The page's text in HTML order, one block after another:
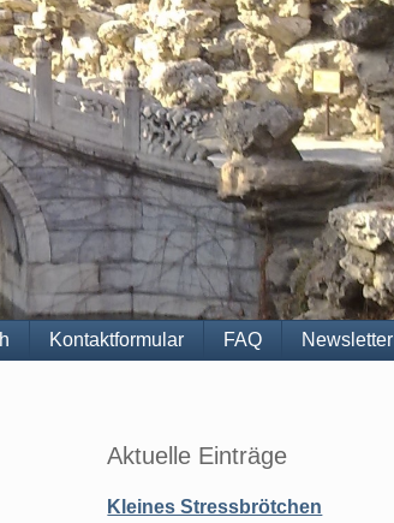
Kontaktformular FAQ Newsletter
Aktuelle Einträge
Kleines Stressbrötchen